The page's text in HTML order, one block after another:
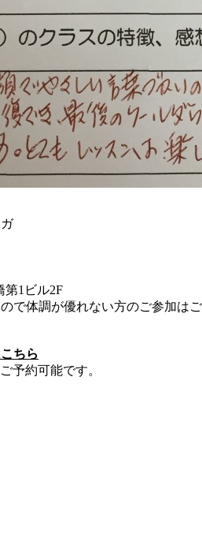
第1ビル2F
で体調が優れない方のご参加はご
ちら
予約可能です。